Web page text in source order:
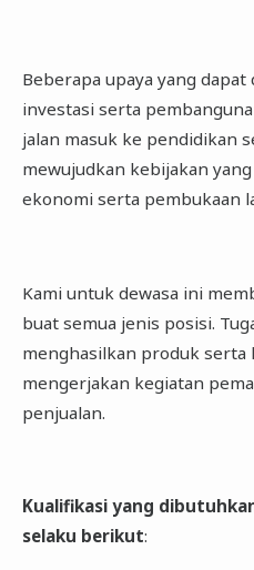
Beberapa upaya yang
investasi serta
jalan masuk ke pendidikan
mewujudkan kebijakan
ekonomi serta pembukaan
Kami untuk dewasa ini
buat semua jenis posisi.
menghasilkan produk serta
mengerjakan kegiatan
penjualan.
Kualifikasi yang
selaku berikut: